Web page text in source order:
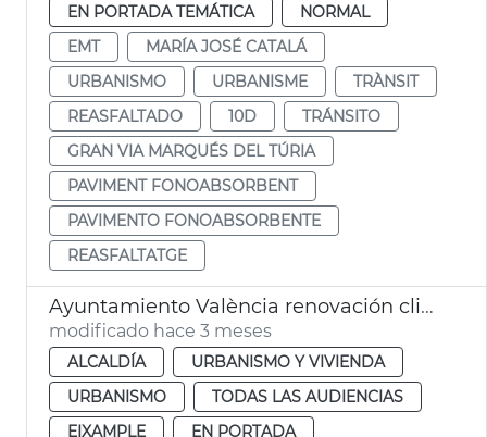
EN PORTADA TEMÁTICA
NORMAL
EMT
MARÍA JOSÉ CATALÁ
URBANISMO
URBANISME
TRÀNSIT
REASFALTADO
10D
TRÁNSITO
GRAN VIA MARQUÉS DEL TÚRIA
PAVIMENT FONOABSORBENT
PAVIMENTO FONOABSORBENTE
REASFALTATGE
Ayuntamiento València renovación climatitzación Mercado de Colón
modificado hace 3 meses
ALCALDÍA
URBANISMO Y VIVIENDA
URBANISMO
TODAS LAS AUDIENCIAS
EIXAMPLE
EN PORTADA